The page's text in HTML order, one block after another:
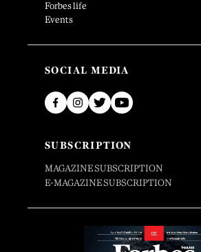
Forbes life
Events
SOCIAL MEDIA
SUBSCRIPTION
MAGAZINE SUBSCRIPTION
E-MAGAZINE SUBSCRIPTION